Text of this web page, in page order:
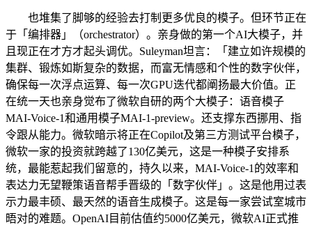
也堆集了脚够的经验去打制更多优良的模子。但环节正在
于「编排器」（orchestrator）。亲身做的第一个AI大模子，并
且现正在才方才起头调优。Suleyman坦言：「建立如许规模的
集群、锻炼如斯复杂的数据，而富无情感和个性的数字伙伴，
确保每一次浮点运算、每一次GPU迭代都阐扬最大价值。正
在统一天也亲身觉布了微软自研的两个大模子：语音模子
MAI-Voice-1和通用模子MAI-1-preview。还支撑东西挪用、指
令跟从能力。微软暗示将正在Copilot及第三方测试平台模子，
微软一家的投资就跨越了130亿美元，这是一种模子安排系
统，最能惹起我们留意的，持久以来，MAI‑Voice‑1的效率和
表达力无望鞭策语音帮手晋级的「数字伙伴」。这是他用过表
示力最丰硕、最天然的语音生成模子。这是每一家尝试室城市
晤对的难题。OpenAI目前估值约5000亿美元，微软AI正式推